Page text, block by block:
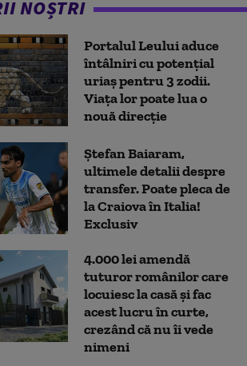
NOȘTRI
Portalul Leului aduce
întâlniri cu potențial
uriaș pentru 3 zodii.
Viața lor poate lua o
nouă direcție
Ștefan Baiaram,
ultimele detalii despre
transfer. Poate pleca de
la Craiova în Italia!
Exclusiv
4.000 lei amendă
tuturor românilor care
locuiesc la casă și fac
acest lucru în curte,
crezând că nu îi vede
nimeni